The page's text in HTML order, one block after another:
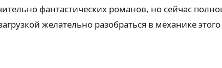
фантастических романов, но сейчас
желательно разобраться в механике